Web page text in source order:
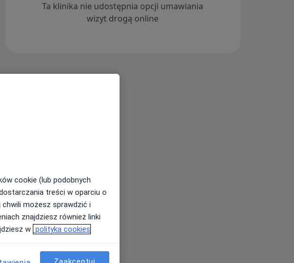
Ta klinika nie udostępnia opcji umawiania
wizyt drogą online
cookie (lub podobnych
treści w oparciu o
możesz sprawdzić i
znajdziesz również linki
w polityka cookies